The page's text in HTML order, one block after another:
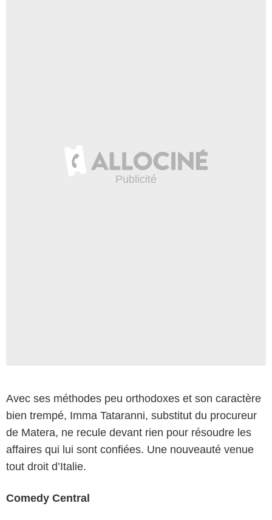
Avec ses méthodes peu orthodoxes et son caractère
bien trempé, Imma Tataranni, substitut du procureur
de Matera, ne recule devant rien pour résoudre les
affaires qui lui sont confiées. Une nouveauté venue
tout droit d’Italie.
Comedy Central